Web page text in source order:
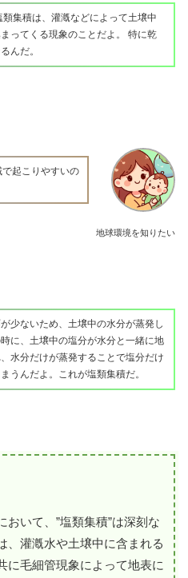
類集積は、灌漑などによって土壌中
ってくる現象のことだよ。 特に乾
んだ。
地球環境を知りたい
起こりやすいの
少ないため、土壌中の水分が蒸発し
に、土壌中の塩分が水分と一緒に地
水分だけが蒸発することで塩分だけ
うんだよ。これが塩類集積だ。
いて、”塩類集積”は深刻な
、灌漑水や土壌中に含まれる
に毛細管現象によって地表に